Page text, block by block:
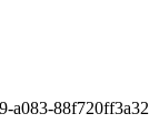
a083-88f720ff3a32